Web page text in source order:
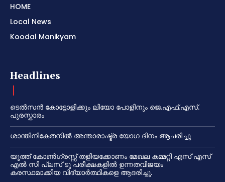
HOME
Local News
Koodal Manikyam
Headlines
ടെൽസൻ കോട്ടോളിക്കും ലിയോ പോളിനും ജെ.എഫ്.എസ്.
പുരസ്കാരം
ശാന്തിനികേതനിൽ അന്താരാഷ്ട്ര യോഗ ദിനം ആചരിച്ചു
യൂത്ത് കോൺഗ്രസ്സ് തളിയക്കോണം മേഖല കമ്മറ്റി എസ് എസ്
എൽ സി പ്ലസ് ടു പരീക്ഷകളിൽ ഉന്നതവിജയം
കരസ്ഥമാക്കിയ വിദ്യാർത്ഥികളെ ആദരിച്ചു.